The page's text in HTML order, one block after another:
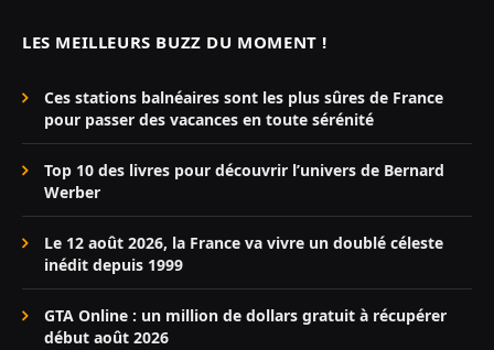
LES MEILLEURS BUZZ DU MOMENT !
Ces stations balnéaires sont les plus sûres de France
pour passer des vacances en toute sérénité
Top 10 des livres pour découvrir l’univers de Bernard
Werber
Le 12 août 2026, la France va vivre un doublé céleste
inédit depuis 1999
GTA Online : un million de dollars gratuit à récupérer
début août 2026